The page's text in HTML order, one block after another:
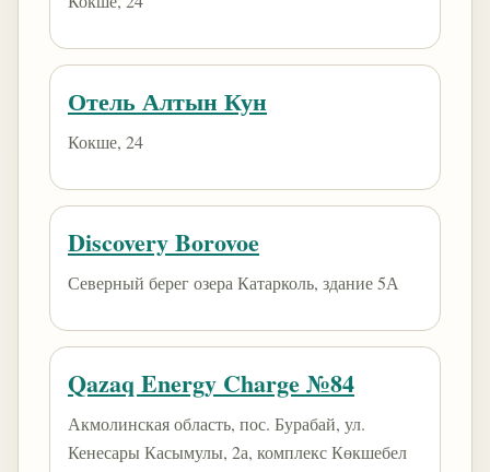
Отель Алтын Кун
Кокше, 24
Discovery Borovoe
Северный берег озера Катарколь, здание 5А
Qazaq Energy Charge №84
Акмолинская область, пос. Бурабай, ул.
Кенесары Касымулы, 2а, комплекс Көкшебел